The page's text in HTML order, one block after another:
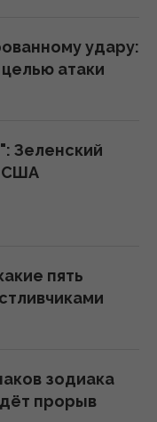
но есть
– страны
на АЗС
бензина, - Le
прогноз по
удару:
атаки
Зеленский
США
пять
зодиака
прорыв